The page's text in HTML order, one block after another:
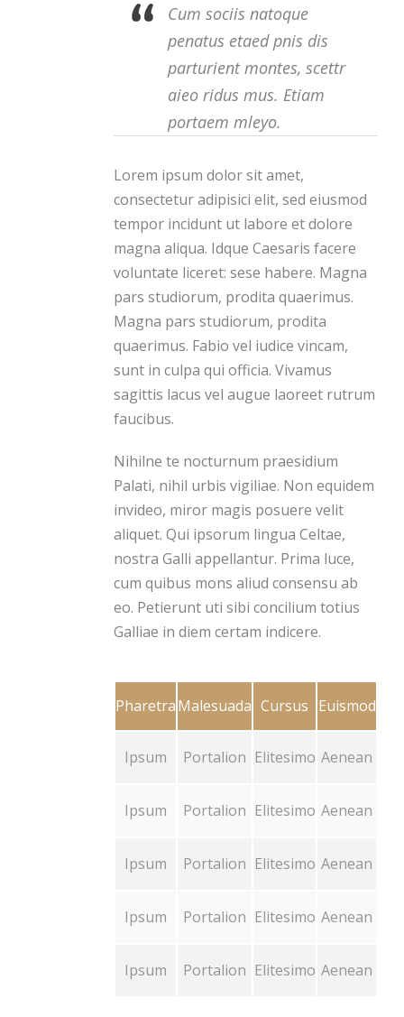
Cum sociis natoque
penatus etaed pnis dis
parturient montes, scettr
aieo ridus mus. Etiam
portaem mleyo.
Lorem ipsum dolor sit amet,
consectetur adipisici elit, sed eiusmod
tempor incidunt ut labore et dolore
magna aliqua. Idque Caesaris facere
voluntate liceret: sese habere. Magna
pars studiorum, prodita quaerimus.
Magna pars studiorum, prodita
quaerimus. Fabio vel iudice vincam,
sunt in culpa qui officia. Vivamus
sagittis lacus vel augue laoreet rutrum
faucibus.
Nihilne te nocturnum praesidium
Palati, nihil urbis vigiliae. Non equidem
invideo, miror magis posuere velit
aliquet. Qui ipsorum lingua Celtae,
nostra Galli appellantur. Prima luce,
cum quibus mons aliud consensu ab
eo. Petierunt uti sibi concilium totius
Galliae in diem certam indicere.
PharetraMalesuada Cursus Euismod
Ipsum Portalion Elitesimo Aenean
Ipsum Portalion Elitesimo Aenean
Ipsum Portalion Elitesimo Aenean
Ipsum Portalion Elitesimo Aenean
Ipsum Portalion Elitesimo Aenean